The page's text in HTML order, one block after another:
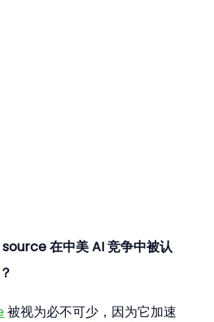
在中美 AI 竞争中被认
被视为必不可少，因为它加速